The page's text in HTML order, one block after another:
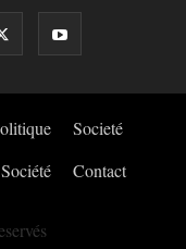
Societé
Contact